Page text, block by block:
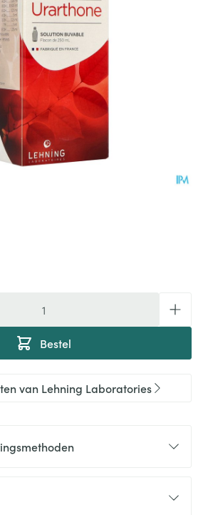
Bestel
van Lehning Laboratories